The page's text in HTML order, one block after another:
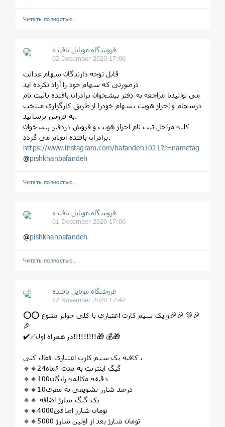
Читать полностью…
فروشگاه موبایل بافنده
02 December 2020 17:06
قابل توجه دارندگان سهام عدالت
درصورتی که سهام خود را آزاد نکرده اید
می توانیدبا مراجعه به دفتر پیشخوان برادران بافنده باثبت نام
درسجام و احراز هویت ،سهام خودرا از طریق کارگزاری منتخب
به فروش برسانید.
کلیه مراحل ثبت نام احراز هویت و فروش دردفتر پیشخوان
برادران بافنده انجام می گردد.
https://www.instagram.com/bafandeh1021?r=nametag
@pishkhanbafandeh
Читать полностью…
فروشگاه موبایل بافنده
01 December 2020 17:06
@pishkhanbafandeh
Читать полностью…
فروشگاه موبایل بافنده
22 November 2020 17:42
⭕️⭕️ و یک سیم کارت اعتباری با کلی جوایز متنوع🎉🎉 🎊🎉
🎉
✔️✅در همراه اول!!!!!!!!!🎁 💰🎁
کافیه یک سیم کارت اعتباری فعال کنی ،
🔹🔸24گیگ اینترنت به مدت ۶ماه
🔹🔸100دقیقه مکالمه رایگان
🔹🔸10درصد شارژ تشویقی به معرف
🔹🔸 یک گیگ شارژ اضافه
🔹🔸4000تومان شارژ اضافی
🔹🔸5000 تومان شارژ بعد از اولین شارژ